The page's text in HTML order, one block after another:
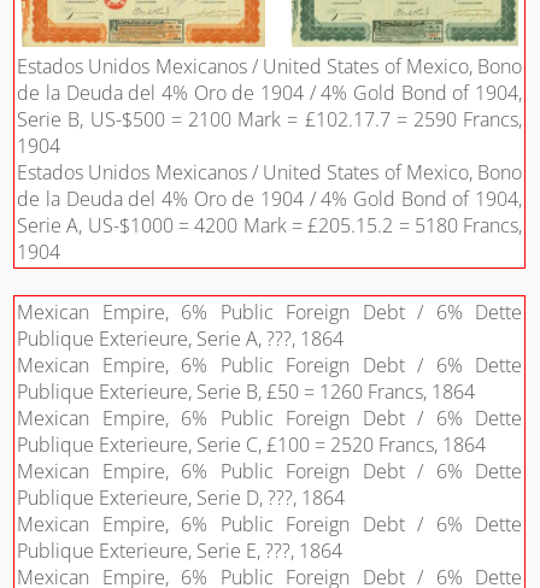
Estados Unidos Mexicanos / United States of Mexico, Bono
de la Deuda del 4% Oro de 1904 / 4% Gold Bond of 1904,
Serie B, US-$500 = 2100 Mark = £102.17.7 = 2590 Francs,
1904
Estados Unidos Mexicanos / United States of Mexico, Bono
de la Deuda del 4% Oro de 1904 / 4% Gold Bond of 1904,
Serie A, US-$1000 = 4200 Mark = £205.15.2 = 5180 Francs,
1904
Mexican Empire, 6% Public Foreign Debt / 6% Dette
Publique Exterieure, Serie A, ???, 1864
Mexican Empire, 6% Public Foreign Debt / 6% Dette
Publique Exterieure, Serie B, £50 = 1260 Francs, 1864
Mexican Empire, 6% Public Foreign Debt / 6% Dette
Publique Exterieure, Serie C, £100 = 2520 Francs, 1864
Mexican Empire, 6% Public Foreign Debt / 6% Dette
Publique Exterieure, Serie D, ???, 1864
Mexican Empire, 6% Public Foreign Debt / 6% Dette
Publique Exterieure, Serie E, ???, 1864
Mexican Empire, 6% Public Foreign Debt / 6% Dette